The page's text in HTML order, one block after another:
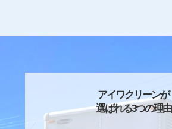
アイワクリーンが
選ばれる3つの理由